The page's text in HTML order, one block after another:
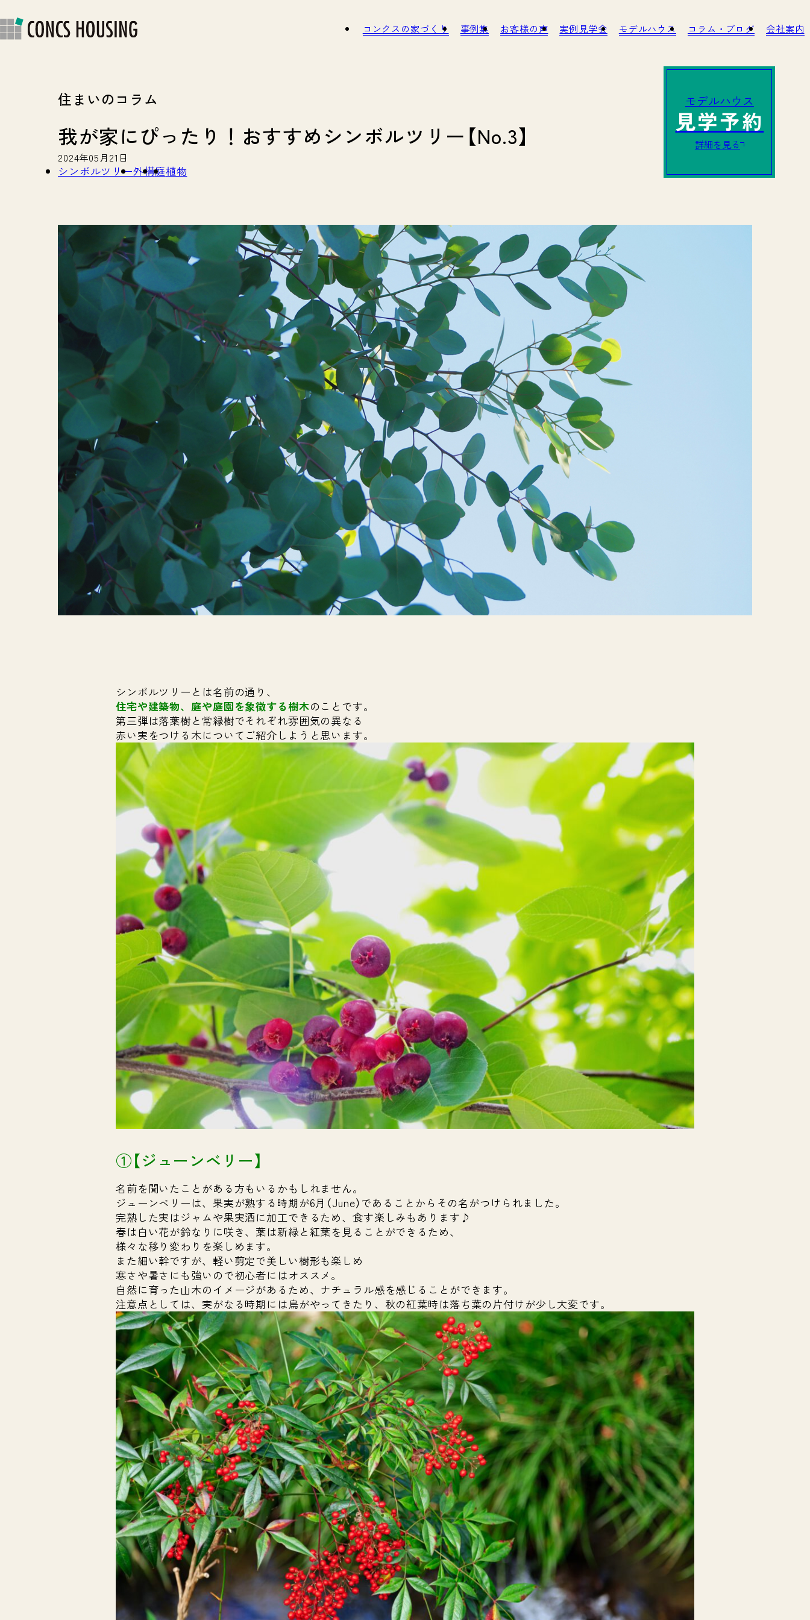
コンクスの家づくり 事例集 お客様の声 実例見学会 モデルハウス コラム・ブログ
モデルハウス
見学予約
詳細を見る
住まいのコラム
我が家にぴったり！おすすめシンボルツリー【No.3】
2024年05月21日
シンボルツリー外構庭植物
シンボルツリーとは名前の通り、
住宅や建築物、庭や庭園を象徴する樹木のことです。
第三弾は落葉樹と常緑樹でそれぞれ雰囲気の異なる
赤い実をつける木についてご紹介しようと思います。
①【ジューンベリー】
名前を聞いたことがある方もいるかもしれません。
ジューンベリーは、果実が熟する時期が6月（June）であることからその名がつけられました。
完熟した実はジャムや果実酒に加工できるため、食す楽しみもあります♪
春は白い花が鈴なりに咲き、葉は新緑と紅葉を見ることができるため、
様々な移り変わりを楽しめます。
また細い幹ですが、軽い剪定で美しい樹形も楽しめ
寒さや暑さにも強いので初心者にはオススメ。
自然に育った山木のイメージがあるため、ナチュラル感を感じることができます。
注意点としては、実がなる時期には鳥がやってきたり、秋の紅葉時は落ち葉の片付けが少し大変です。